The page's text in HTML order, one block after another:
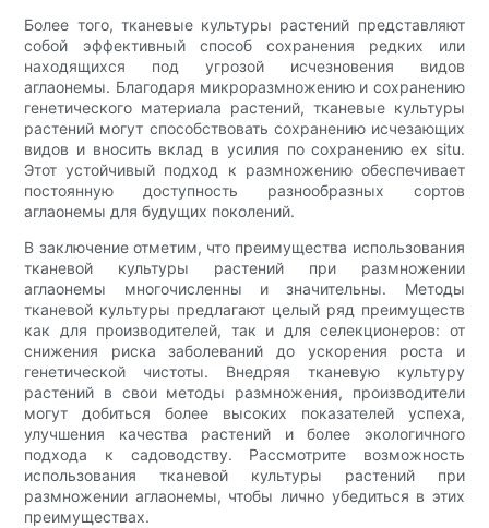
Более того, тканевые культуры растений представляют
собой эффективный способ сохранения редких или
находящихся под угрозой исчезновения видов
аглаонемы. Благодаря микроразмножению и сохранению
генетического материала растений, тканевые культуры
растений могут способствовать сохранению исчезающих
видов и вносить вклад в усилия по сохранению ex situ.
Этот устойчивый подход к размножению обеспечивает
постоянную доступность разнообразных сортов
аглаонемы для будущих поколений.
В заключение отметим, что преимущества использования
тканевой культуры растений при размножении
аглаонемы многочисленны и значительны. Методы
тканевой культуры предлагают целый ряд преимуществ
как для производителей, так и для селекционеров: от
снижения риска заболеваний до ускорения роста и
генетической чистоты. Внедряя тканевую культуру
растений в свои методы размножения, производители
могут добиться более высоких показателей успеха,
улучшения качества растений и более экологичного
подхода к садоводству. Рассмотрите возможность
использования тканевой культуры растений при
размножении аглаонемы, чтобы лично убедиться в этих
преимуществах.